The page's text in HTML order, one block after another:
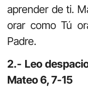
aprender de ti.
orar como Tú
Padre.
2.- Leo
Mateo 6, 7-15